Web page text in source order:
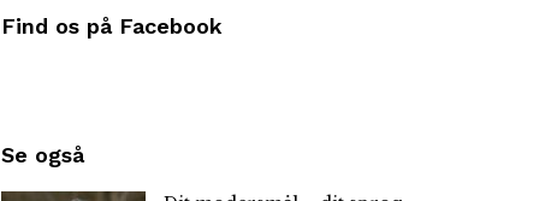
Find os på Facebook
Se også